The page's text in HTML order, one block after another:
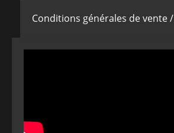
Conditions générales de vente /